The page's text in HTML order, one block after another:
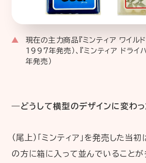
現在の主力商品『ミンティア ワイルド
1997年発売）、『ミンティア ドライ
年発売）
―どうして横型のデザインに変わっ
（尾上）「ミンティア」を発売した当
の方に箱に入って並んでいること